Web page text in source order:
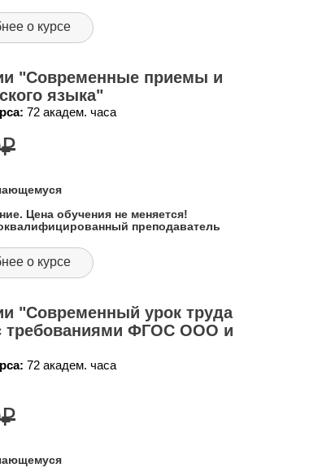
о курсе
"Современные приемы и
языка"
72 академ. часа
₽
Цена обучения не меняется!
преподаватель
о курсе
"Современный урок труда
требованиями ФГОС ООО и
72 академ. часа
₽